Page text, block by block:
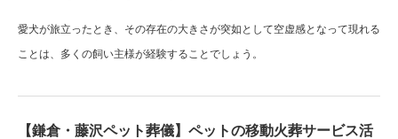
愛犬が旅立ったとき、その存在の大きさが突如として空虚感となって現れる
ことは、多くの飼い主様が経験することでしょう。
【鎌倉・藤沢ペット葬儀】ペットの移動火葬サービス活